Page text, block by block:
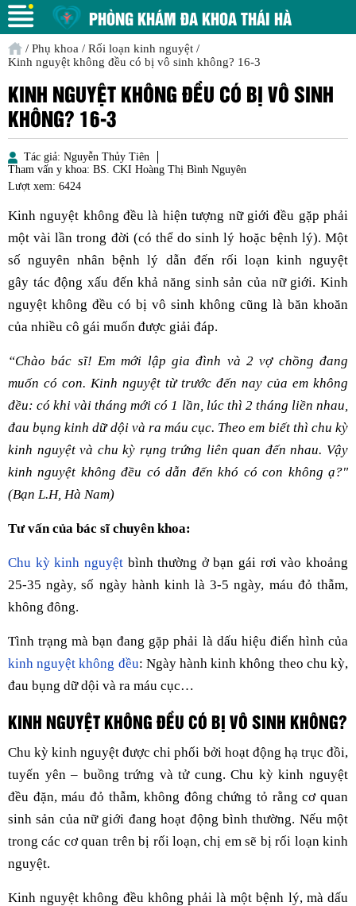
PHÒNG KHÁM ĐA KHOA THÁI HÀ
/ Phụ khoa / Rối loạn kinh nguyệt /
Kinh nguyệt không đều có bị vô sinh không? 16-3
KINH NGUYỆT KHÔNG ĐỀU CÓ BỊ VÔ SINH
KHÔNG? 16-3
Tác giả: Nguyễn Thủy Tiên
Tham vấn y khoa: BS. CKI Hoàng Thị Bình Nguyên
Lượt xem: 6424
Kinh nguyệt không đều là hiện tượng nữ giới đều gặp phải
một vài lần trong đời (có thể do sinh lý hoặc bệnh lý). Một
số nguyên nhân bệnh lý dẫn đến rối loạn kinh nguyệt
gây tác động xấu đến khả năng sinh sản của nữ giới. Kinh
nguyệt không đều có bị vô sinh không cũng là băn khoăn
của nhiều cô gái muốn được giải đáp.
“Chào bác sĩ! Em mới lập gia đình và 2 vợ chồng đang
muốn có con. Kinh nguyệt từ trước đến nay của em không
đều: có khi vài tháng mới có 1 lần, lúc thì 2 tháng liền nhau,
đau bụng kinh dữ dội và ra máu cục. Theo em biết thì chu kỳ
kinh nguyệt và chu kỳ rụng trứng liên quan đến nhau. Vậy
kinh nguyệt không đều có dẫn đến khó có con không ạ?"
(Bạn L.H, Hà Nam)
Tư vấn của bác sĩ chuyên khoa:
Chu kỳ kinh nguyệtbình thường ở bạn gái rơi vào khoảng
25-35 ngày, số ngày hành kinh là 3-5 ngày, máu đỏ thẫm,
không đông.
Tình trạng mà bạn đang gặp phải là dấu hiệu điển hình của
kinh nguyệt không đều: Ngày hành kinh không theo chu kỳ,
đau bụng dữ dội và ra máu cục…
KINH NGUYỆT KHÔNG ĐỀU CÓ BỊ VÔ SINH KHÔNG?
Chu kỳ kinh nguyệt được chi phối bởi hoạt động hạ trục đồi,
tuyến yên – buồng trứng và tử cung. Chu kỳ kinh nguyệt
đều đặn, máu đỏ thẫm, không đông chứng tỏ rằng cơ quan
sinh sản của nữ giới đang hoạt động bình thường. Nếu một
trong các cơ quan trên bị rối loạn, chị em sẽ bị rối loạn kinh
nguyệt.
Kinh nguyệt không đều không phải là một bệnh lý, mà dấu